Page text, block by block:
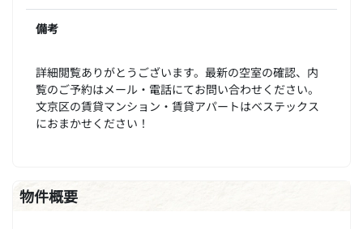
備考
詳細閲覧ありがとうございます。最新の空室の確認、内
覧のご予約はメール・電話にてお問い合わせください。
文京区の賃貸マンション・賃貸アパートはベステックス
におまかせください！
物件概要